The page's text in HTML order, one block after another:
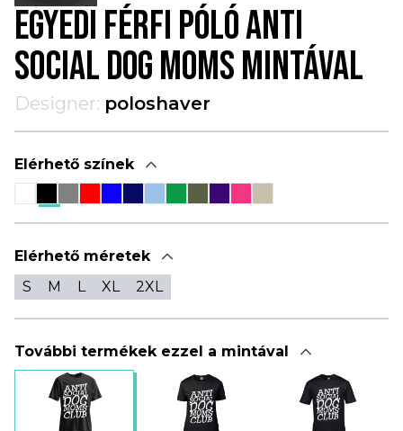
EGYEDI FÉRFI PÓLÓ ANTI
SOCIAL DOG MOMS MINTÁVAL
Designer: poloshaver
Elérhető színek
Elérhető méretek
S
M L XL 2XL
További termékek ezzel a mintával